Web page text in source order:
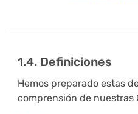
1.4. Definiciones
Hemos preparado estas
comprensión de nuestras